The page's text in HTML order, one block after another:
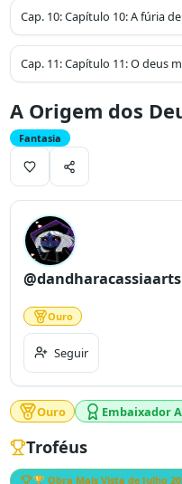
Cap. 10:Capítulo 10: A fúria
Cap. 11:Capítulo 11: O deus
A Origem dos
Fantasia
@dandharacassiaarts
Ouro
Seguir
Ouro Embaixador
Troféus
🏆 Obra Mais Vista de Julho